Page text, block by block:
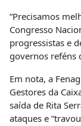
“Precisamos
Congresso
progressistas e
governos reféns
Em nota, a
Gestores da
saída de Rita
ataques e